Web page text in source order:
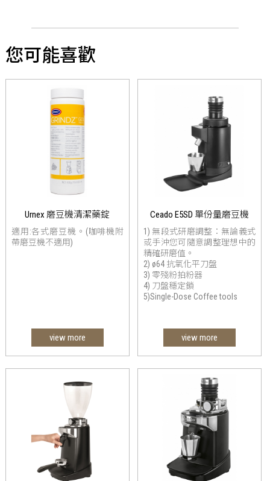
您可能喜歡
Urnex 磨豆機清潔藥錠
適用:各式磨豆機。(咖啡機附
帶磨豆機不適用)
view more
Ceado E5SD 單份量磨豆機
1) 無段式研磨調整：無論義式
或手沖您可隨意調整理想中的
精確研磨值。
2) ø64 抗氧化平刀盤
3) 零殘粉拍粉器
4) 刀盤穩定鎖
5)Single-Dose Coffee tools
view more